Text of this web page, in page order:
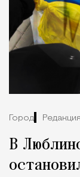
Город
В